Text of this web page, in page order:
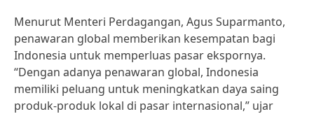
Menurut Menteri Perdagangan, Agus Suparmanto,
penawaran global memberikan kesempatan bagi
Indonesia untuk memperluas pasar ekspornya.
“Dengan adanya penawaran global, Indonesia
memiliki peluang untuk meningkatkan daya saing
produk-produk lokal di pasar internasional,” ujar